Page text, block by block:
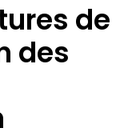
de
des